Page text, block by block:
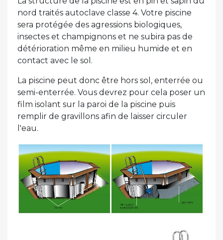
nord traités autoclave classe 4. Votre piscine
sera protégée des agressions biologiques,
insectes et champignons et ne subira pas de
détérioration même en milieu humide et en
contact avec le sol.
La piscine peut donc être hors sol, enterrée ou
semi-enterrée. Vous devrez pour cela poser un
film isolant sur la paroi de la piscine puis
remplir de gravillons afin de laisser circuler
l'eau.